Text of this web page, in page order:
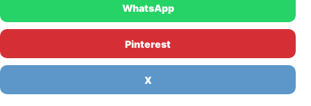
WhatsApp
Pinterest
X